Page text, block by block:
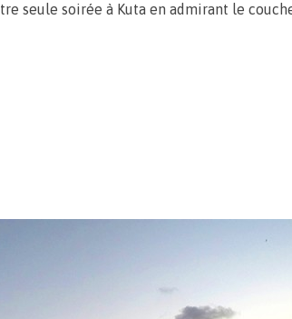
seule soirée à Kuta en admirant le